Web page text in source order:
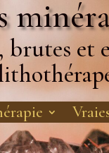
brutes et